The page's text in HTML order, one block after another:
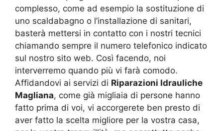
complesso, come ad esempio la sostituzione di
uno scaldabagno o l’installazione di sanitari,
basterà mettersi in contatto con i nostri tecnici
chiamando sempre il numero telefonico indicato
sul nostro sito web. Così facendo, noi
interverremo quando più vi farà comodo.
Affidandovi ai servizi di Riparazioni Idrauliche
Magliana, come già migliaia di persone hanno
fatto prima di voi, vi accorgerete ben presto di
aver fatto la scelta migliore per la vostra casa,